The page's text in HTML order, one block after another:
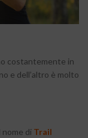
costantemente in
e dell’altro è molto
di Trail